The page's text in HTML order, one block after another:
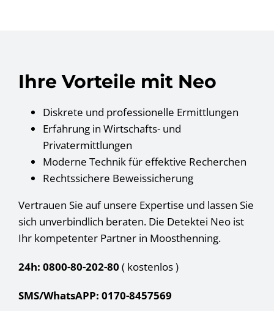
Ihre Vorteile mit Neo
Diskrete und professionelle Ermittlungen
Erfahrung in Wirtschafts- und
Privatermittlungen
Moderne Technik für effektive Recherchen
Rechtssichere Beweissicherung
Vertrauen Sie auf unsere Expertise und lassen Sie
sich unverbindlich beraten. Die Detektei Neo ist
Ihr kompetenter Partner in Moosthenning.
24h: 0800-80-202-80 ( kostenlos)
SMS/WhatsAPP: 0170-8457569